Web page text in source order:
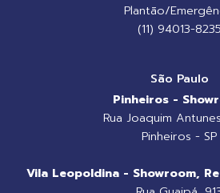
Plantão/
(11) 94013-8235
São Paulo
Pinheiros -
Rua Joaquim
Pinheiros - SP
Vila Leopoldina - Showroom,